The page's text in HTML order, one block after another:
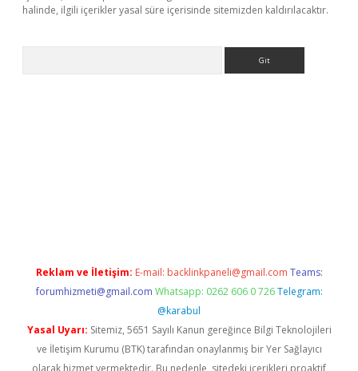
halinde, ilgili içerikler yasal süre içerisinde sitemizden kaldırılacaktır.
Reklam ve İletişim: E-mail: backlinkpaneli@gmail.com Teams:
forumhizmeti@gmail.com Whatsapp: 0262 606 0 726 Telegram:
@karabul
Yasal Uyarı: Sitemiz, 5651 Sayılı Kanun gereğince Bilgi Teknolojileri
ve İletişim Kurumu (BTK) tarafından onaylanmış bir Yer Sağlayıcı
olarak hizmet vermektedir. Bu nedenle, sitedeki içerikleri proaktif